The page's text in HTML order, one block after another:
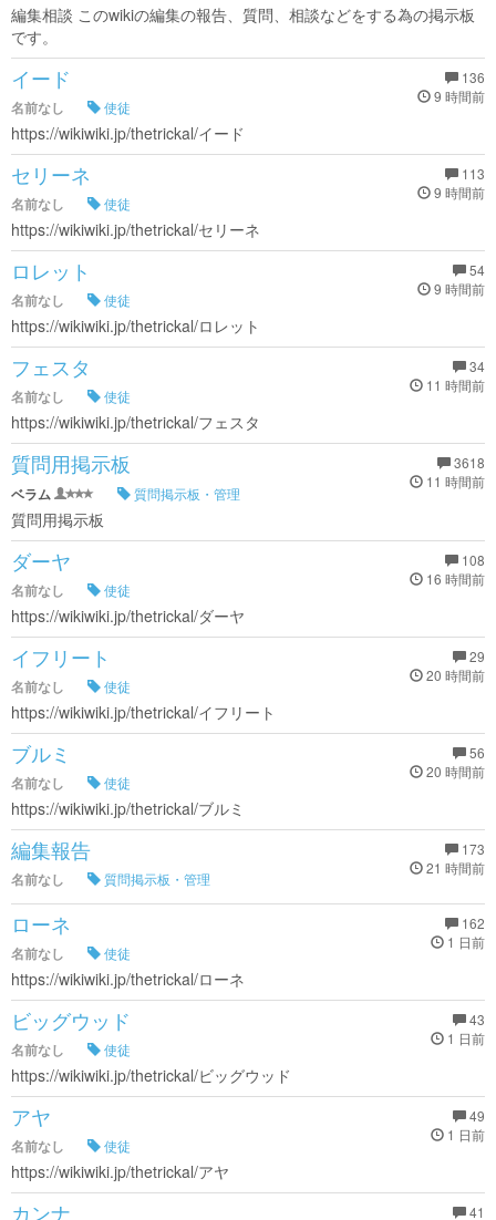
編集相談 このwikiの編集の報告、質問、相談などをする為の掲示板
です。
136
9 時間前
イード
名前なし 使徒
https://wikiwiki.jp/thetrickal/イード
113
9 時間前
セリーネ
名前なし 使徒
https://wikiwiki.jp/thetrickal/セリーネ
54
9 時間前
ロレット
名前なし 使徒
https://wikiwiki.jp/thetrickal/ロレット
34
11 時間前
フェスタ
名前なし 使徒
https://wikiwiki.jp/thetrickal/フェスタ
3618
11 時間前
質問用掲示板
ベラム 質問掲示板・管理
質問用掲示板
108
16 時間前
ダーヤ
名前なし 使徒
https://wikiwiki.jp/thetrickal/ダーヤ
29
20 時間前
イフリート
名前なし 使徒
https://wikiwiki.jp/thetrickal/イフリート
56
20 時間前
ブルミ
名前なし 使徒
https://wikiwiki.jp/thetrickal/ブルミ
173
21 時間前
編集報告
名前なし 質問掲示板・管理
162
1 日前
ローネ
名前なし 使徒
https://wikiwiki.jp/thetrickal/ローネ
43
1 日前
ビッグウッド
名前なし 使徒
https://wikiwiki.jp/thetrickal/ビッグウッド
49
1 日前
アヤ
名前なし 使徒
https://wikiwiki.jp/thetrickal/アヤ
41
カンナ